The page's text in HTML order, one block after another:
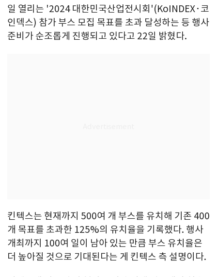
일 열리는 '2024 대한민국산업전시회'(KoINDEX·코
인덱스) 참가 부스 모집 목표를 초과 달성하는 등 행사
준비가 순조롭게 진행되고 있다고 22일 밝혔다.
킨텍스는 현재까지 500여 개 부스를 유치해 기존 400
개 목표를 초과한 125%의 유치율을 기록했다. 행사
개최까지 100여 일이 남아 있는 만큼 부스 유치율은
더 높아질 것으로 기대된다는 게 킨텍스 측 설명이다.